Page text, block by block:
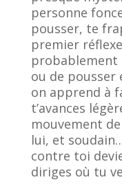
personne
pousser, te
premier
probablement
ou de pousser
on apprend à
t’avances
mouvement
lui, et
contre toi
diriges où tu